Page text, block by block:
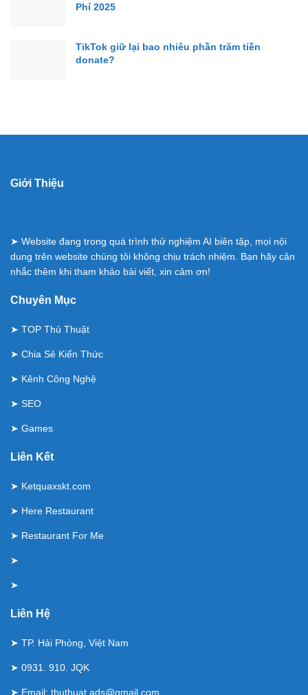
Phí 2025
TikTok giữ lại bao nhiêu phần trăm tiền
donate?
Giới Thiệu
➤ Website đang trong quá trình thử nghiệm AI biên tập, mọi nội
dung trên website chúng tôi không chịu trách nhiệm. Bạn hãy cân
nhắc thêm khi tham khảo bài viết, xin cảm ơn!
Chuyên Mục
➤ TOP Thủ Thuật
➤ Chia Sẻ Kiến Thức
➤ Kênh Công Nghệ
➤ SEO
➤ Games
Liên Kết
➤ Ketquaxskt.com
➤ Here Restaurant
➤ Restaurant For Me
➤
➤
Liên Hệ
➤ TP. Hải Phòng, Việt Nam
➤ 0931. 910. JQK
➤ Email: thuthuat.ads@gmail.com